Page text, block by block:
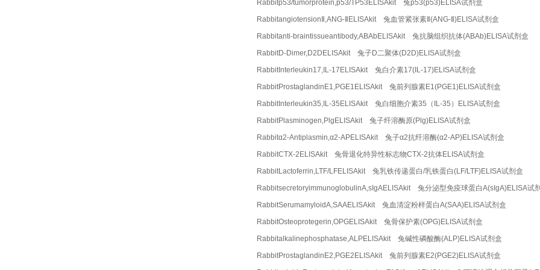
Rabbitp53/tumorprotein,p53/TP53ELISAkit 兔p53(p53)ELISA试剂盒
RabbitangiotensionⅡ,ANG-ⅡELISAkit 兔血管紧张素Ⅱ(ANG-Ⅱ)ELISA试剂盒
Rabbitanti-braintissueantibody,ABAbELISAkit 兔抗脑组织抗体(ABAb)ELISA试剂盒
RabbitD-Dimer,D2DELISAkit 兔子D二聚体(D2D)ELISA试剂盒
RabbitInterleukin17,IL-17ELISAkit 兔白介素17(IL-17)ELISA试剂盒
RabbitProstaglandinE1,PGE1ELISAkit 兔前列腺素E1(PGE1)ELISA试剂盒
RabbitInterleukin35,IL-35ELISAkit 兔白细胞介素35（IL-35）ELISA试剂盒
RabbitPlasminogen,PlgELISAkit 兔子纤溶酶原(Plg)ELISA试剂盒
Rabbitα2-Antiplasmin,α2-APELISAkit 兔子α2抗纤溶酶(α2-AP)ELISA试剂盒
RabbitCTX-2ELISAkit 兔骨退化特异性标志物CTX-2抗体ELISA试剂盒
RabbitLactoferrin,LTF/LFELISAkit 兔乳铁传递蛋白/乳铁蛋白(LF/LTF)ELISA试剂盒
RabbitsecretoryimmunoglobulinA,sIgAELISAkit 兔分泌型免疫球蛋白A(sIgA)ELISA试
RabbitSerumamyloidA,SAAELISAkit 兔血清淀粉样蛋白A(SAA)ELISA试剂盒
RabbitOsteoprotegerin,OPGELISAkit 兔骨保护素(OPG)ELISA试剂盒
Rabbitalkalinephosphatase,ALPELISAkit 兔碱性磷酸酶(ALP)ELISA试剂盒
RabbitProstaglandinE2,PGE2ELISAkit 兔前列腺素E2(PGE2)ELISA试剂盒